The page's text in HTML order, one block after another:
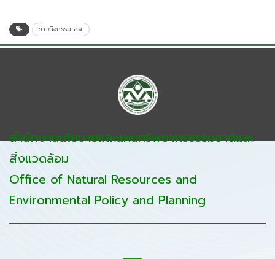
ข่าวกิจกรรม สผ.
สำนักงานนโยบายและแผนทรัพยากรธรรมชาติและ
สิ่งแวดล้อม
Office of Natural Resources and
Environmental Policy and Planning